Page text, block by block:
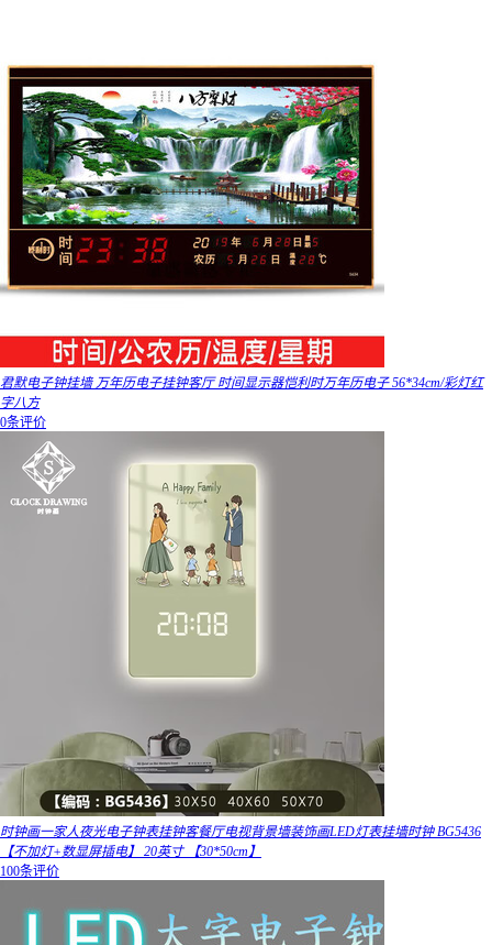
君默电子钟挂墙 万年历电子挂钟客厅 时间显示器恺利时万年历电子 56*34cm/彩灯红
字八方
0条评价
时钟画一家人夜光电子钟表挂钟客餐厅电视背景墙装饰画LED灯表挂墙时钟 BG5436
【不加灯+数显屏插电】 20英寸 【30*50cm】
100条评价